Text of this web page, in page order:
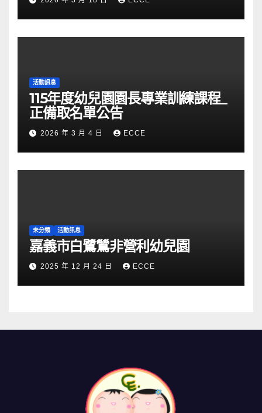
活動訊息
115年度幼兒園園長專業訓練課程_
正備取名單公告
2026 年 3 月 4 日 ECCE
未分類 活動訊息
嘉義市白鷺鷥非營利幼兒園
2025 年 12 月 24 日 ECCE